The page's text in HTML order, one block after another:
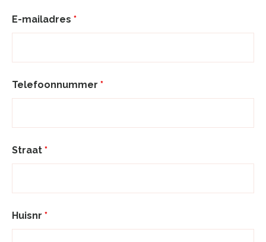
E-mailadres *
Telefoonnummer *
Straat *
Huisnr *